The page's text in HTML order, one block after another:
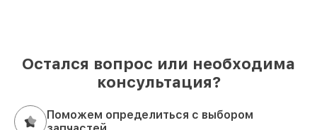
Остался вопрос или необходима
консультация?
Поможем определиться с выбором